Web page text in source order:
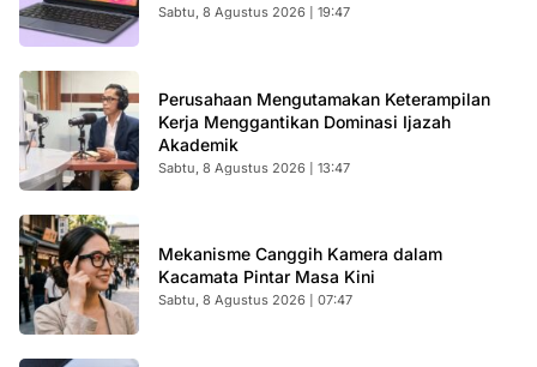
Sabtu, 8 Agustus 2026 | 19:47
Perusahaan Mengutamakan Keterampilan
Kerja Menggantikan Dominasi Ijazah
Akademik
Sabtu, 8 Agustus 2026 | 13:47
Mekanisme Canggih Kamera dalam
Kacamata Pintar Masa Kini
Sabtu, 8 Agustus 2026 | 07:47